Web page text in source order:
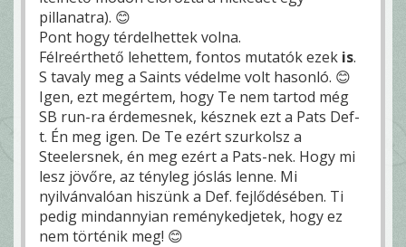
pillanatra). 😊
Pont hogy térdelhettek volna.
Félreérthető lehettem, fontos mutatók ezek is.
S tavaly meg a Saints védelme volt hasonló. 😊
Igen, ezt megértem, hogy Te nem tartod még
SB run-ra érdemesnek, késznek ezt a Pats Def-
t. Én meg igen. De Te ezért szurkolsz a
Steelersnek, én meg ezért a Pats-nek. Hogy mi
lesz jövőre, az tényleg jóslás lenne. Mi
nyilvánvalóan hiszünk a Def. fejlődésében. Ti
pedig mindannyian reménykedjetek, hogy ez
nem történik meg! 😊